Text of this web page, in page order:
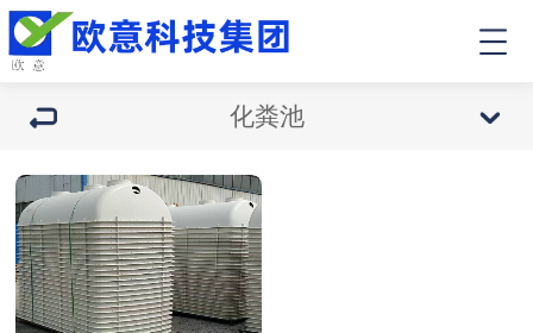
化粪池